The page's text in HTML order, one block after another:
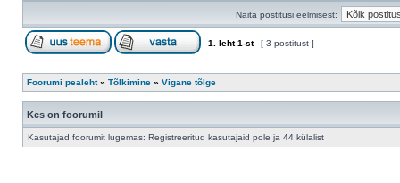
Näita postitusi eelmisest:
1 . leht1-st [ 3 postitust ]
Foorumi pealeht» Tõlkimine » Vigane tõlge
Kes on foorumil
Kasutajad foorumit lugemas: Registreeritud kasutajaid pole ja 44 külalist